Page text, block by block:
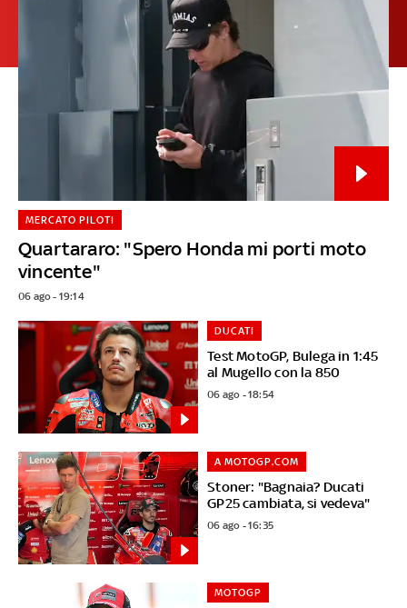
Quartararo: "Spero Honda mi porti moto
vincente"
MERCATO PILOTI
06 ago - 19:14
Test MotoGP, Bulega in 1:45
al Mugello con la 850
DUCATI
06 ago - 18:54
Stoner: "Bagnaia? Ducati
GP25 cambiata, si vedeva"
A MOTOGP.COM
06 ago - 16:35
MOTOGP